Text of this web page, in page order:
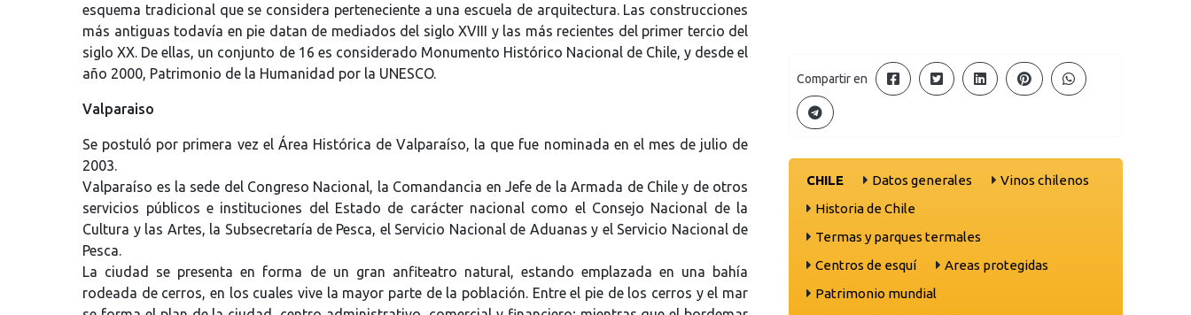
esquema tradicional que se considera perteneciente a una escuela de arquitectura. Las construcciones
más antiguas todavía en pie datan de mediados del siglo XVIII y las más recientes del primer tercio del
siglo XX. De ellas, un conjunto de 16 es considerado Monumento Histórico Nacional de Chile, y desde el
año 2000, Patrimonio de la Humanidad por la UNESCO.
Valparaiso
Se postuló por primera vez el Área Histórica de Valparaíso, la que fue nominada en el mes de julio de
2003.
Valparaíso es la sede del Congreso Nacional, la Comandancia en Jefe de la Armada de Chile y de otros
servicios públicos e instituciones del Estado de carácter nacional como el Consejo Nacional de la
Cultura y las Artes, la Subsecretaría de Pesca, el Servicio Nacional de Aduanas y el Servicio Nacional de
Pesca.
La ciudad se presenta en forma de un gran anfiteatro natural, estando emplazada en una bahía
rodeada de cerros, en los cuales vive la mayor parte de la población. Entre el pie de los cerros y el mar
Compartir en
CHILE Datos generales
Vinos chilenos
Historia de Chile
Termas y parques termales
Centros de esquí
Areas protegidas
Patrimonio mundial